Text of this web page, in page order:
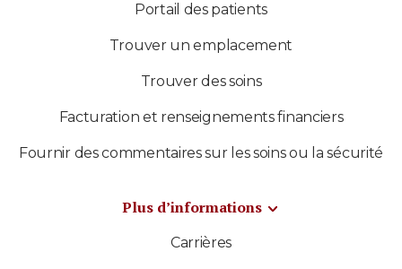
Portail des patients
Trouver un emplacement
Trouver des soins
Facturation et renseignements financiers
Fournir des commentaires sur les soins ou la sécurité
Plus d’informations
Carrières